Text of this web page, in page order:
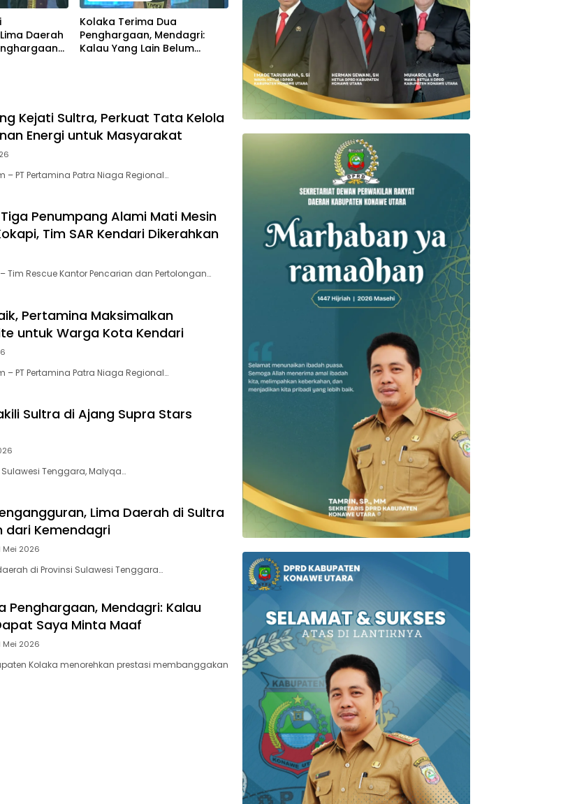
Daerah
Kolaka Terima Dua
Penghargaan, Mendagri:
Kalau Yang Lain Belum
Kejati Sultra, Perkuat Tata Kelola
Energi untuk Masyarakat
– PT Pertamina Patra Niaga Regional…
Penumpang Alami Mati Mesin
Tim SAR Kendari Dikerahkan
Tim Rescue Kantor Pencarian dan Pertolongan…
Pertamina Maksimalkan
untuk Warga Kota Kendari
– PT Pertamina Patra Niaga Regional…
Sultra di Ajang Supra Stars
Sulawesi Tenggara, Malyqa…
Lima Daerah di Sultra
dari Kemendagri
Mei 2026
di Provinsi Sulawesi Tenggara…
Penghargaan, Mendagri: Kalau
Saya Minta Maaf
Mei 2026
Kolaka menorehkan prestasi membanggakan